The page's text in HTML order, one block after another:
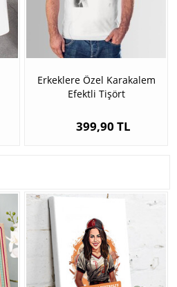
Erkeklere Özel Karakalem
Efektli Tişört
399,90 TL